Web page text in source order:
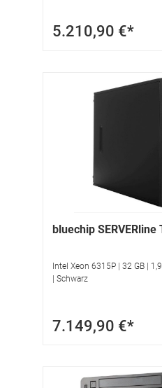
5.210,90 €*
bluechip SERVERline
Intel Xeon 6315P | 32 GB |
| Schwarz
7.149,90 €*